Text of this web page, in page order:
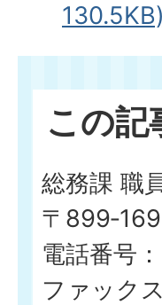
130.5KB)
この記
総務課 職
〒
電話番号
ファック